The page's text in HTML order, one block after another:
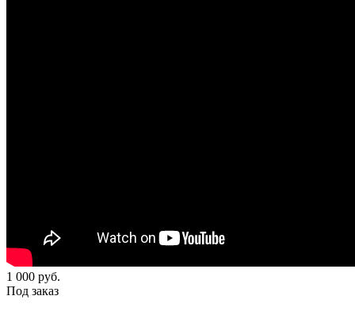
1 000 руб.
Под заказ